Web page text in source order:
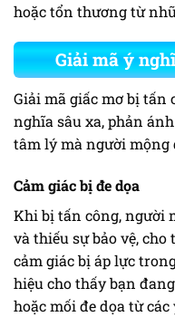
hoặc tổn thương từ
Giải mã ý
Giải mã giấc mơ bị tấn
nghĩa sâu xa, phản
tâm lý mà người mộng
Cảm giác bị đe dọa
Khi bị tấn công, người
và thiếu sự bảo vệ,
cảm giác bị áp lực
hiệu cho thấy bạn
hoặc mối đe dọa từ